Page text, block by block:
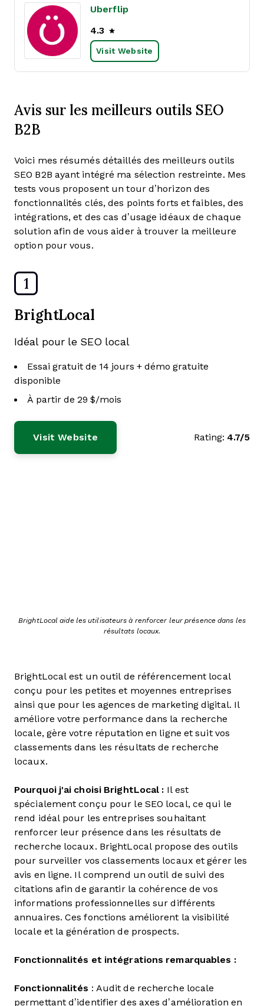
Uberflip
4.3
Visit Website
Avis sur les meilleurs outils SEO
B2B
Voici mes résumés détaillés des meilleurs outils
SEO B2B ayant intégré ma sélection restreinte. Mes
tests vous proposent un tour d’horizon des
fonctionnalités clés, des points forts et faibles, des
intégrations, et des cas d’usage idéaux de chaque
solution afin de vous aider à trouver la meilleure
option pour vous.
1
BrightLocal
Idéal pour le SEO local
Essai gratuit de 14 jours + démo gratuite
disponible
À partir de 29 $/mois
Visit Website Rating: 4.7/5
BrightLocal aide les utilisateurs à renforcer leur présence dans les
résultats locaux.
BrightLocal est un outil de référencement local
conçu pour les petites et moyennes entreprises
ainsi que pour les agences de marketing digital. Il
améliore votre performance dans la recherche
locale, gère votre réputation en ligne et suit vos
classements dans les résultats de recherche
locaux.
Pourquoi j'ai choisi BrightLocal : Il est
spécialement conçu pour le SEO local, ce qui le
rend idéal pour les entreprises souhaitant
renforcer leur présence dans les résultats de
recherche locaux. BrightLocal propose des outils
pour surveiller vos classements locaux et gérer les
avis en ligne. Il comprend un outil de suivi des
citations afin de garantir la cohérence de vos
informations professionnelles sur différents
annuaires. Ces fonctions améliorent la visibilité
locale et la génération de prospects.
Fonctionnalités et intégrations remarquables :
Fonctionnalités : Audit de recherche locale
permettant d’identifier des axes d’amélioration en